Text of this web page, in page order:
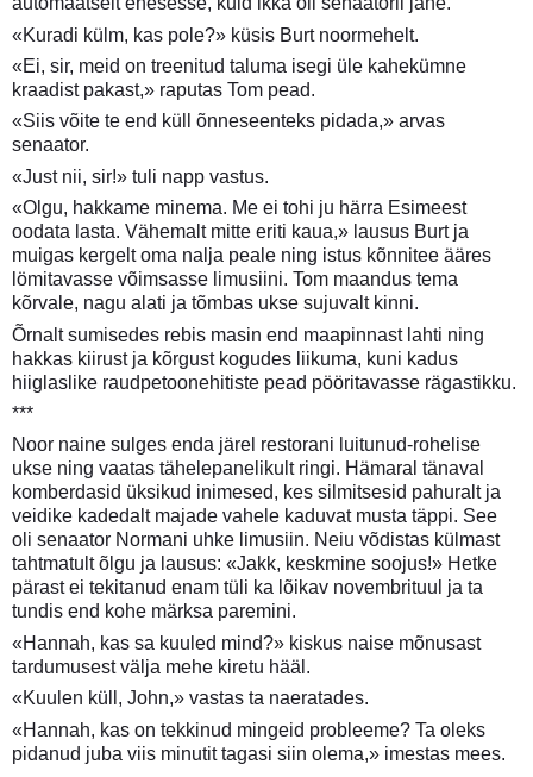
«Kuradi külm, kas pole?» küsis Burt noormehelt.
«Ei, sir, meid on treenitud taluma isegi üle kahekümne
kraadist pakast,» raputas Tom pead.
«Siis võite te end küll õnneseenteks pidada,» arvas
senaator.
«Just nii, sir!» tuli napp vastus.
«Olgu, hakkame minema. Me ei tohi ju härra Esimeest
oodata lasta. Vähemalt mitte eriti kaua,» lausus Burt ja
muigas kergelt oma nalja peale ning istus kõnnitee ääres
lömitavasse võimsasse limusiini. Tom maandus tema
kõrvale, nagu alati ja tõmbas ukse sujuvalt kinni.
Õrnalt sumisedes rebis masin end maapinnast lahti ning
hakkas kiirust ja kõrgust kogudes liikuma, kuni kadus
hiiglaslike raudpetoonehitiste pead pööritavasse rägastikku.
***
Noor naine sulges enda järel restorani luitunud-rohelise
ukse ning vaatas tähelepanelikult ringi. Hämaral tänaval
komberdasid üksikud inimesed, kes silmitsesid pahuralt ja
veidike kadedalt majade vahele kaduvat musta täppi. See
oli senaator Normani uhke limusiin. Neiu võdistas külmast
tahtmatult õlgu ja lausus: «Jakk, keskmine soojus!» Hetke
pärast ei tekitanud enam tüli ka lõikav novembrituul ja ta
tundis end kohe märksa paremini.
«Hannah, kas sa kuuled mind?» kiskus naise mõnusast
tardumusest välja mehe kiretu hääl.
«Kuulen küll, John,» vastas ta naeratades.
«Hannah, kas on tekkinud mingeid probleeme? Ta oleks
pidanud juba viis minutit tagasi siin olema,» imestas mees.